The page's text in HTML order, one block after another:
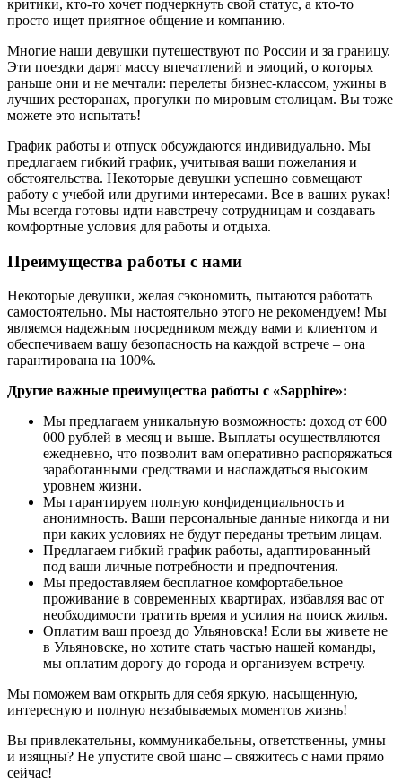
критики, кто-то хочет подчеркнуть свой статус, а кто-то
просто ищет приятное общение и компанию.
Многие наши девушки путешествуют по России и за границу.
Эти поездки дарят массу впечатлений и эмоций, о которых
раньше они и не мечтали: перелеты бизнес-классом, ужины в
лучших ресторанах, прогулки по мировым столицам. Вы тоже
можете это испытать!
График работы и отпуск обсуждаются индивидуально. Мы
предлагаем гибкий график, учитывая ваши пожелания и
обстоятельства. Некоторые девушки успешно совмещают
работу с учебой или другими интересами. Все в ваших руках!
Мы всегда готовы идти навстречу сотрудницам и создавать
комфортные условия для работы и отдыха.
Преимущества работы с нами
Некоторые девушки, желая сэкономить, пытаются работать
самостоятельно. Мы настоятельно этого не рекомендуем! Мы
являемся надежным посредником между вами и клиентом и
обеспечиваем вашу безопасность на каждой встрече – она
гарантирована на 100%.
Другие важные преимущества работы с «Sapphire»:
Мы предлагаем уникальную возможность: доход от 600
000 рублей в месяц и выше. Выплаты осуществляются
ежедневно, что позволит вам оперативно распоряжаться
заработанными средствами и наслаждаться высоким
уровнем жизни.
Мы гарантируем полную конфиденциальность и
анонимность. Ваши персональные данные никогда и ни
при каких условиях не будут переданы третьим лицам.
Предлагаем гибкий график работы, адаптированный
под ваши личные потребности и предпочтения.
Мы предоставляем бесплатное комфортабельное
проживание в современных квартирах, избавляя вас от
необходимости тратить время и усилия на поиск жилья.
Оплатим ваш проезд до Ульяновска! Если вы живете не
в Ульяновске, но хотите стать частью нашей команды,
мы оплатим дорогу до города и организуем встречу.
Мы поможем вам открыть для себя яркую, насыщенную,
интересную и полную незабываемых моментов жизнь!
Вы привлекательны, коммуникабельны, ответственны, умны
и изящны? Не упустите свой шанс – свяжитесь с нами прямо
сейчас!